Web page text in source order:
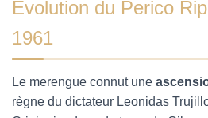
Evolution du Perico
1961
Le merengue connut une
règne du dictateur Leonidas